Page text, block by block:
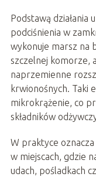
Podstawą działania
podciśnienia w
wykonuje marsz na
szczelnej komorze,
naprzemienne
krwionośnych. Taki
mikrokrążenie, co
składników
W praktyce oznacza
w miejscach, gdzie
udach, pośladkach